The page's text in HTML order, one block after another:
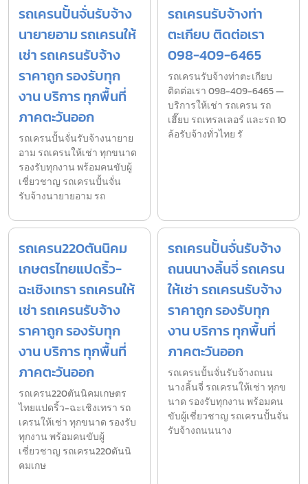
รถเครนปั้นจั่นรับจ้าง
นายายอาม รถเครนให้
เช่า รถเครนรับจ้าง
ราคาถูก รองรับทุก
งาน บริการ ทุกพื้นที่
ภาคตะวันออก
รถเครนปั้นจั่นรับจ้างนายาย
อาม รถเครนให้เช่า ทุกขนาด
รองรับทุกงาน พร้อมคนขับผู้
เชี่ยวชาญ รถเครนปั้นจั่น
รับจ้างนายายอาม รถ
รถเครนรับจ้างท่า
ตะเกียบ ติดต่อเรา
098-409-6465
รถเครนรับจ้างท่าตะเกียบ
ติดต่อเรา 098-409-6465 —
บริการให้เช่า รถเครน รถ
เฮี๊ยบ รถเทรลเลอร์ และรถ 10
ล้อรับจ้างทั่วไทย รั
รถเครน220ตันนิคม
เกษตรไทยแปดริ้ว-
ฉะเชิงเทรา รถเครนให้
เช่า รถเครนรับจ้าง
ราคาถูก รองรับทุก
งาน บริการ ทุกพื้นที่
ภาคตะวันออก
รถเครน220ตันนิคมเกษตร
ไทยแปดริ้ว-ฉะเชิงเทรา รถ
เครนให้เช่า ทุกขนาด รองรับ
ทุกงาน พร้อมคนขับผู้
เชี่ยวชาญ รถเครน220ตันนิ
คมเกษ
รถเครนปั้นจั่นรับจ้าง
ถนนนางลิ้นจี่ รถเครน
ให้เช่า รถเครนรับจ้าง
ราคาถูก รองรับทุก
งาน บริการ ทุกพื้นที่
ภาคตะวันออก
รถเครนปั้นจั่นรับจ้างถนน
นางลิ้นจี่ รถเครนให้เช่า ทุกข
นาด รองรับทุกงาน พร้อมคน
ขับผู้เชี่ยวชาญ รถเครนปั้นจั่น
รับจ้างถนนนาง